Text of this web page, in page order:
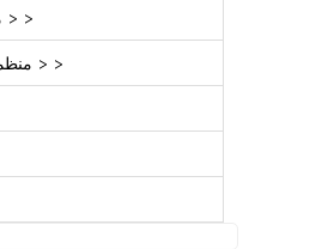
منظمة < < نوردسون > >
1. منظمة < < ميتسوبيشي > >